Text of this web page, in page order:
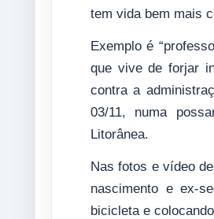
tem vida bem mais
Exemplo é
que vive de forjar
contra a
03/11, numa
Litorânea.
Nas fotos e vídeo
nascimento e ex-
bicicleta e